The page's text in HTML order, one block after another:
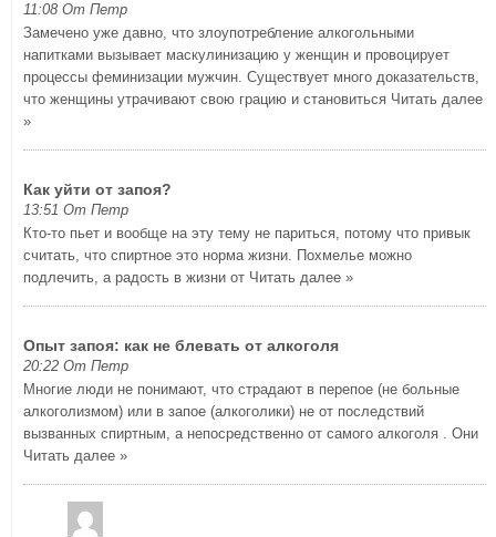
11:08 От Петр
Замечено уже давно, что злоупотребление алкогольными
напитками вызывает маскулинизацию у женщин и провоцирует
процессы феминизации мужчин. Существует много доказательств,
что женщины утрачивают свою грацию и становиться Читать далее
»
Как уйти от запоя?
13:51 От Петр
Кто-то пьет и вообще на эту тему не париться, потому что привык
считать, что спиртное это норма жизни. Похмелье можно
подлечить, а радость в жизни от Читать далее »
Опыт запоя: как не блевать от алкоголя
20:22 От Петр
Многие люди не понимают, что страдают в перепое (не больные
алкоголизмом) или в запое (алкоголики) не от последствий
вызванных спиртным, а непосредственно от самого алкоголя . Они
Читать далее »